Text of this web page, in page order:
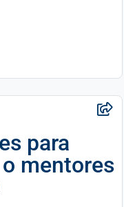
para
mentores